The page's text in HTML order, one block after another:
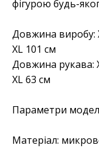
фігурою будь-
Довжина виробу:
XL 101 см
Довжина рукава:
XL 63 см
Параметри
Матеріал: